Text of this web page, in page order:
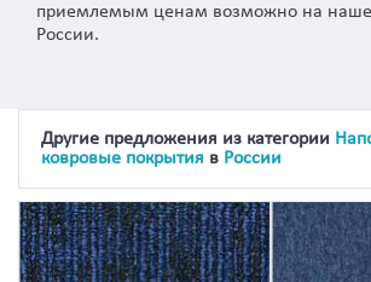
приемлемым ценам возможно на
России.
Другие предложения из категории
ковровые покрытия в России